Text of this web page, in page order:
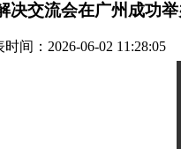
决交流会在广州成功
时间：2026-06-02 11:28:05